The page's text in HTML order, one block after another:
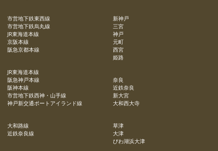
市営地下鉄東西線
市営地下鉄烏丸線
JR東海道本線
京阪本線
阪急京都本線
JR東海道本線
阪急神戸本線
阪神本線
市営地下鉄西神・山手線
神戸新交通ポートアイランド線
大和路線
近鉄奈良線
新神戸
三宮
神戸
元町
西宮
姫路
奈良
近鉄奈良
新大宮
大和西大寺
草津
大津
びわ湖浜大津